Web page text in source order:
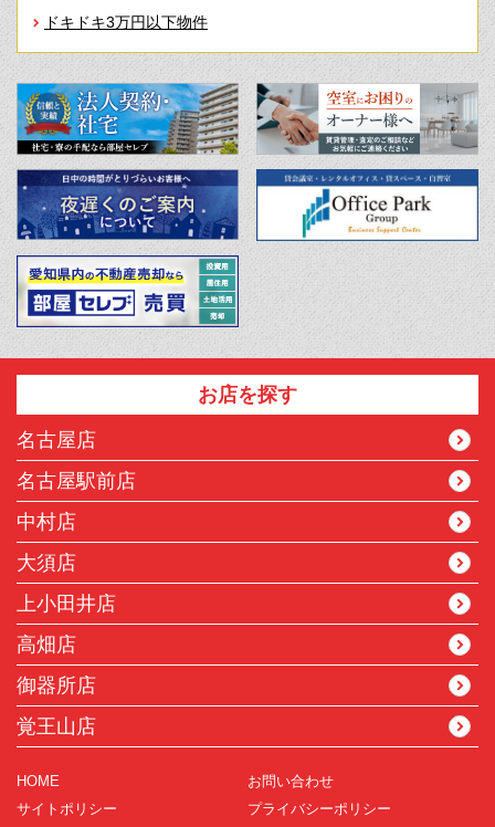
ドキドキ3万円以下物件
お店を探す
名古屋店
名古屋駅前店
中村店
大須店
上小田井店
高畑店
御器所店
覚王山店
HOME
お問い合わせ
サイトポリシー
プライバシーポリシー